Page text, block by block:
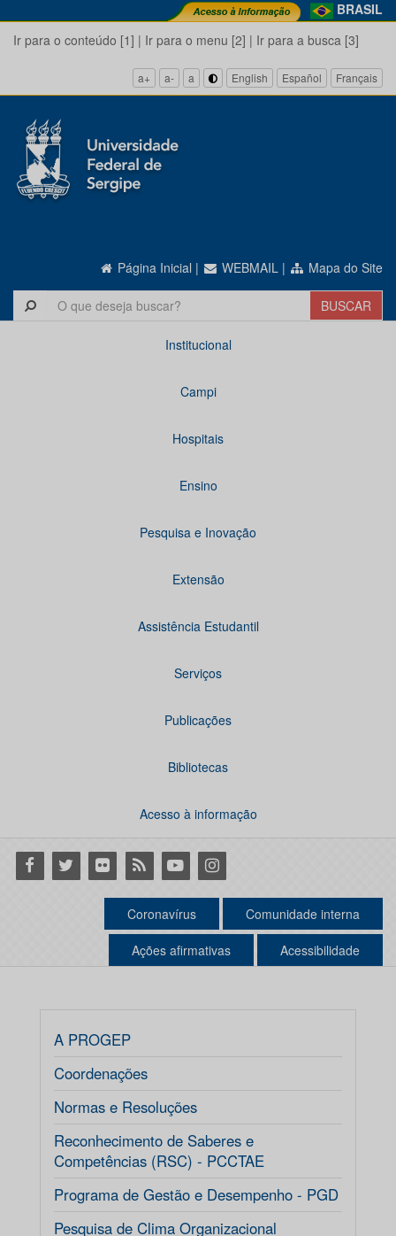
BRASIL
Ir para o conteúdo [1] | Ir para o menu [2] | Ir para a busca [3]
a+ a- a English Español Français
Página Inicial | WEBMAIL | Mapa do Site
Institucional
Campi
Hospitais
Ensino
Pesquisa e Inovação
Extensão
Assistência Estudantil
Serviços
Publicações
Bibliotecas
Acesso à informação
Facebook
Twitter Flickr RSS YoutubeInstagram
Coronavírus Comunidade interna
Ações afirmativas Acessibilidade
A PROGEP
Coordenações
Normas e Resoluções
Reconhecimento de Saberes e
Competências (RSC) - PCCTAE
Programa de Gestão e Desempenho - PGD
Pesquisa de Clima Organizacional